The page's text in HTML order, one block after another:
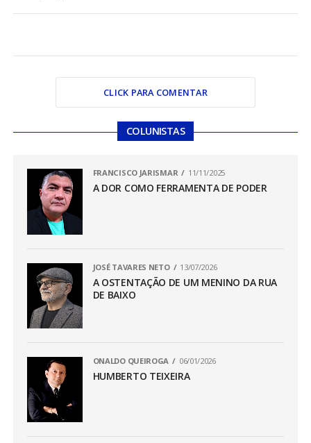
CLICK PARA COMENTAR
COLUNISTAS
FRANCISCO JARISMAR 11/11/2025
A DOR COMO FERRAMENTA DE PODER
JOSÉ TAVARES NETO 13/07/2026
A OSTENTAÇÃO DE UM MENINO DA RUA
DE BAIXO
ONALDO QUEIROGA 06/01/2026
HUMBERTO TEIXEIRA